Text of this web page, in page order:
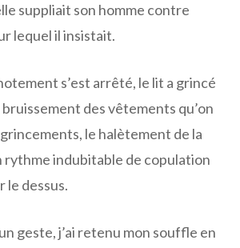
suppliait son homme contre
lequel il insistait.
s’est arrêté, le lit a grincé
bruissement des vêtements qu’on
le halètement de la
rythme indubitable de copulation
le dessus.
geste, j’ai retenu mon souffle en